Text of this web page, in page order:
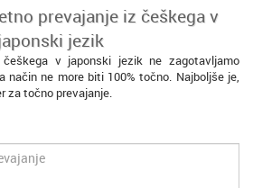
prevajanje iz češkega v
jezik
v japonski jezik ne zagotavljamo
način ne more biti 100% točno. Najboljše je,
za točno prevajanje.